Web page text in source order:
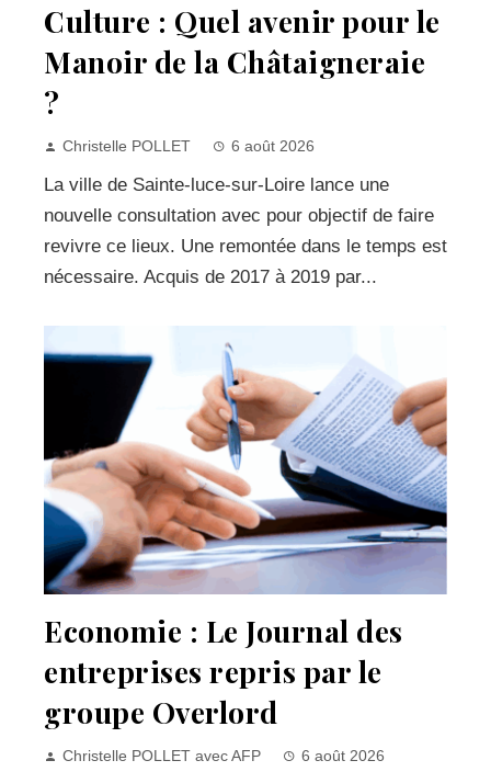
Culture : Quel avenir pour le
Manoir de la Châtaigneraie
?
Christelle POLLET 6 août 2026
La ville de Sainte-luce-sur-Loire lance une
nouvelle consultation avec pour objectif de faire
revivre ce lieux. Une remontée dans le temps est
nécessaire. Acquis de 2017 à 2019 par...
Economie : Le Journal des
entreprises repris par le
groupe Overlord
Christelle POLLET avec AFP 6 août 2026